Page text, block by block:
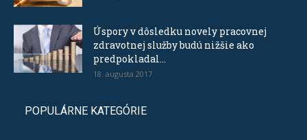
Úspory v dôsledku novely pracovnej
zdravotnej služby budú nižšie ako
predpokladal...
18. augusta 2017
POPULÁRNE KATEGÓRIE